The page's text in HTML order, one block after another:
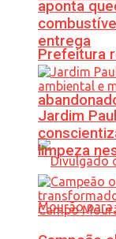
Prefeitura
aponta
entrega
Jardim
limpeza